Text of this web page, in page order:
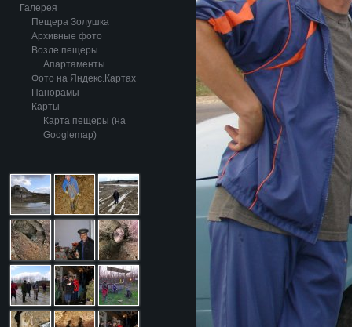
Галерея
Пещера Золушка
Архивные фото
Возле пещеры
Апартаменты
Фото на Яндекс.Картах
Панорамы
Карты
Карта пещеры (на
Googlemap)